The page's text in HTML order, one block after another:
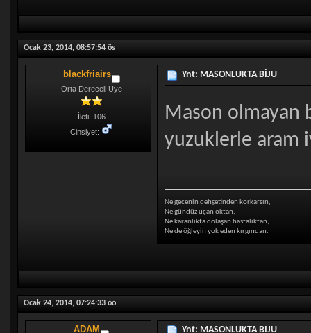
Ocak 23, 2014, 08:57:54 ös
blackfriairs
Orta Dereceli Uye
İleti: 106
Cinsiyet:
Ynt: MASONLUKTA BİJU
Mason olmayan
yuzuklerle aram
Ne gecenin dehşetinden korkarsın,
Ne gündüz uçan oktan,
Ne karanlıkta dolaşan hastalıktan,
Ne de öğleyin yok eden kırgından.
Ocak 24, 2014, 07:24:33 öö
ADAM Ynt: MASONLUKTA BİJU